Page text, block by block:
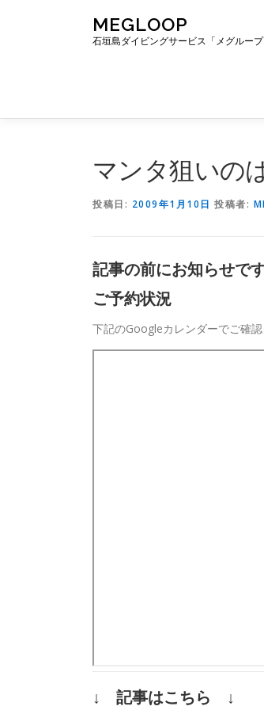
ス
MEGLOOP
石垣島ダイビングサービス「メグルー
マンタ狙いの
投稿日: 2009年1月10日 投稿者:
記事の前にお知らせで
ご予約状況
下記のGoogleカレンダーでご確認
↓ 記事はこちら ↓